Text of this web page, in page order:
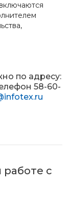
по адресу:
58-60-
с